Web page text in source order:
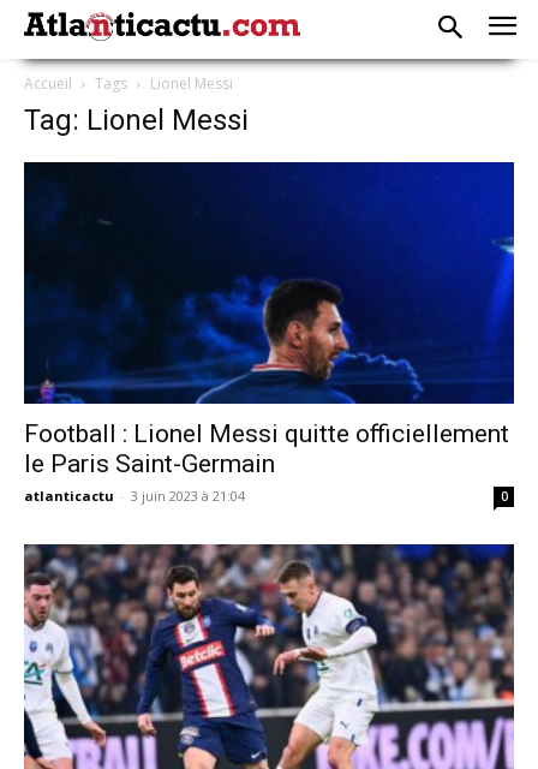
Accueil Tags Lionel Messi
Tag: Lionel Messi
Football : Lionel Messi quitte officiellement
le Paris Saint-Germain
atlanticactu - 3 juin 2023 à 21:04 0